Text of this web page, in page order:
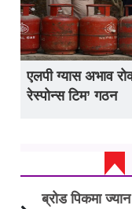
एलपी ग्यास अभाव
रेस्पोन्स टिम’ गठन
ब्रोड पिकमा